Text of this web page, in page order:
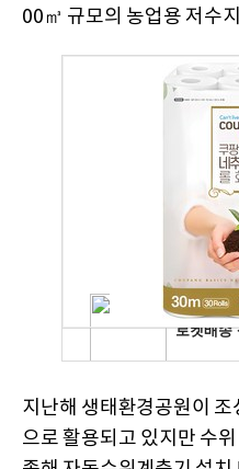
00㎥ 규모의 농업용 저수
지난해 생태환경공원이
으로 활용되고 있지만 수